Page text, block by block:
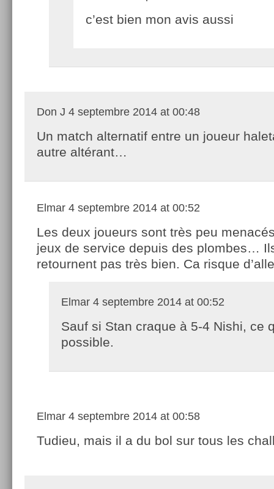
c’est bien mon avis aussi
Don J 4 septembre 2014 at 00:48
Un match alternatif entre un joueur
autre altérant…
Elmar 4 septembre 2014 at 00:52
Les deux joueurs sont très peu
jeux de service depuis des plombes…
retournent pas très bien. Ca risque
Elmar 4 septembre 2014 at 00:52
Sauf si Stan craque à 5-4 Nishi, ce
possible.
Elmar 4 septembre 2014 at 00:58
Tudieu, mais il a du bol sur tous les